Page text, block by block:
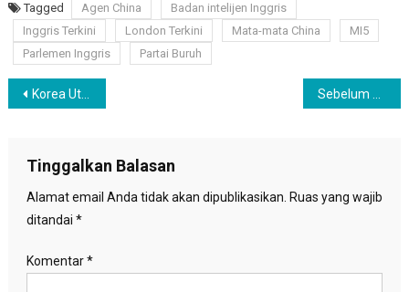
Tagged Agen China
Badan intelijen Inggris
Inggris Terkini
London Terkini Mata-mata China
MI5
Parlemen Inggris
Partai Buruh
Navigasi
Korea Utara Kembali Lakukan Uji Coba Misil
Tinggalkan Balasan
Alamat email Anda tidak akan dipublikasikan. Ruas yang wajib
ditandai *
Komentar*